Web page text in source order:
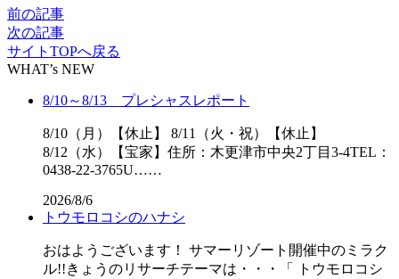
前の記事
次の記事
サイトTOPへ戻る
WHAT’s NEW
8/10～8/13 プレシャスレポート
8/10（月）【休止】 8/11（火・祝）【休止】
8/12（水）【宝家】住所：木更津市中央2丁目3-4TEL：
0438-22-3765U……
2026/8/6
トウモロコシのハナシ
おはようございます！ サマーリゾート開催中のミラク
ル!!きょうのリサーチテーマは・・・「 トウモロコシ